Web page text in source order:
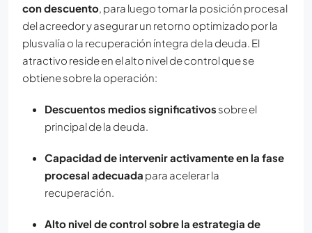
con descuento, para luego tomar la posición procesal
del acreedor y asegurar un retorno optimizado por la
plusvalía o la recuperación íntegra de la deuda. El
atractivo reside en el alto nivel de control que se
obtiene sobre la operación:
Descuentos medios significativos sobre el
principal de la deuda.
Capacidad de intervenir activamente en la fase
procesal adecuada para acelerar la
recuperación.
Alto nivel de control sobre la estrategia de